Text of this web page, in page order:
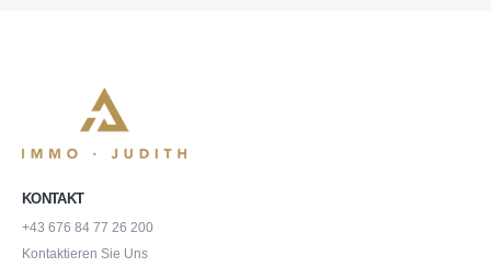
KONTAKT
+43 676 84 77 26 200
Kontaktieren Sie Uns